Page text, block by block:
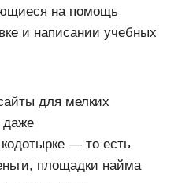
на помощь
и написании учебных
для мелких
даже
— то есть
площадки найма